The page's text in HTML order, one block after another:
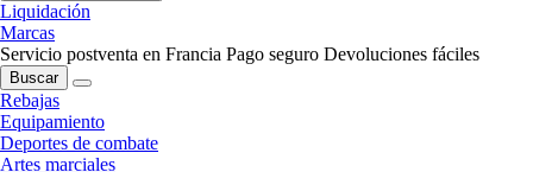
Liquidación
Marcas
Servicio postventa en Francia Pago seguro Devoluciones fáciles
Buscar
Rebajas
Equipamiento
Deportes de combate
Artes marciales